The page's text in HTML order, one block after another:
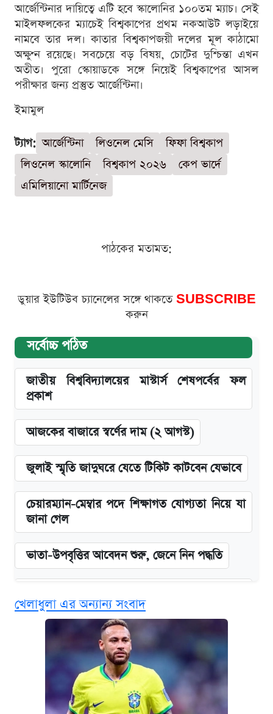
আর্জেন্টিনার দায়িত্বে এটি হবে স্কালোনির ১০০তম ম্যাচ। সেই
মাইলফলকের ম্যাচেই বিশ্বকাপের প্রথম নকআউট লড়াইয়ে
নামবে তার দল। কাতার বিশ্বকাপজয়ী দলের মূল কাঠামো
অক্ষুণ্ন রয়েছে। সবচেয়ে বড় বিষয়, চোটের দুশ্চিন্তা এখন
অতীত। পুরো স্কোয়াডকে সঙ্গে নিয়েই বিশ্বকাপের আসল
পরীক্ষার জন্য প্রস্তুত আর্জেন্টিনা।
ইমামুল
ট্যাগ: আর্জেন্টিনা লিওনেল মেসি
ফিফা বিশ্বকাপ
লিওনেল স্কালোনি
বিশ্বকাপ ২০২৬
কেপ ভার্দে
এমিলিয়ানো মার্টিনেজ
পাঠকের মতামত:
ডুয়ার ইউটিউব চ্যানেলের সঙ্গে থাকতে SUBSCRIBE
করুন
সর্বোচ্চ পঠিত
জাতীয় বিশ্ববিদ্যালয়ের মাস্টার্স শেষপর্বের ফল
প্রকাশ
আজকের বাজারে স্বর্ণের দাম (২ আগস্ট)
জুলাই স্মৃতি জাদুঘরে যেতে টিকিট কাটবেন যেভাবে
চেয়ারম্যান-মেম্বার পদে শিক্ষাগত যোগ্যতা নিয়ে যা
জানা গেল
ভাতা-উপবৃত্তির আবেদন শুরু, জেনে নিন পদ্ধতি
খান
কবে শুরু হচ্ছে ঢাবির ভর্তি আবেদন, জানাল কর্তৃপক্ষ
এক ক্লিকে জেনে নিন আইফোন ১৮ প্রো ম্যাক্সের
দাম ও ফিচার
খেলাধুলা এর অন্যান্য সংবাদ